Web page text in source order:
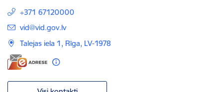
+371 67120000
E-pasts:
vid@vid.gov.lv
Talejas iela 1, Rīga, LV-1978